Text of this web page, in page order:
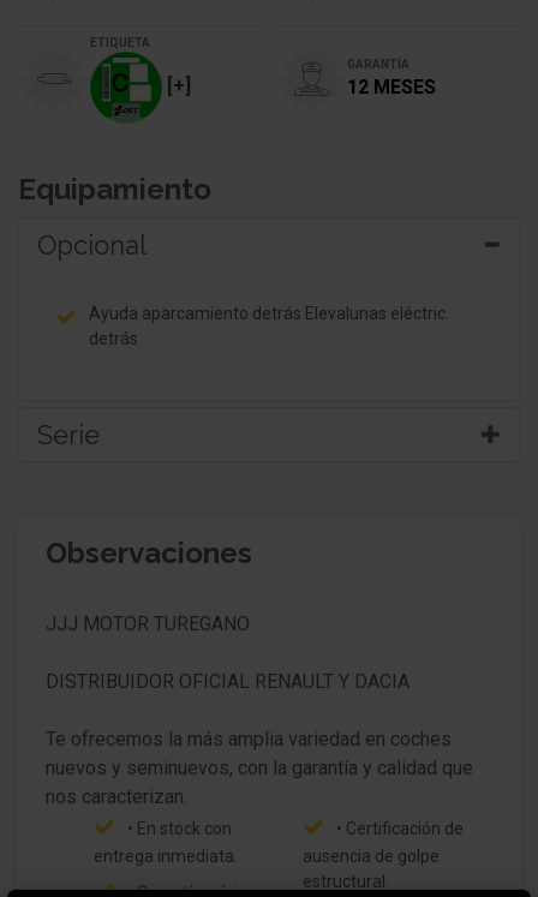
ETIQUETA
[+]
GARANTÍA
12 MESES
Equipamiento
Opcional
Ayuda aparcamiento detrás Elevalunas eléctric.
detrás
Serie
Paquete confort
Retrovisor exterior regulable eléctricamente y
calefactable
Retrovisor exterior Negro
Barras portaequipajes en el techo
Observaciones
JJJ MOTOR TUREGANO
DISTRIBUIDOR OFICIAL RENAULT Y DACIA
Te ofrecemos la más amplia variedad en coches
nuevos y seminuevos, con la garantía y calidad que
• En stock con
entrega inmediata.
• Garantía mínima
• Certificación de
ausencia de golpe
estructural.